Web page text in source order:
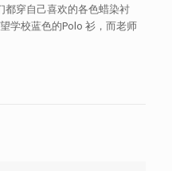
都穿自己喜欢的各色蜡染衬
学校蓝色的Polo 衫，而老师